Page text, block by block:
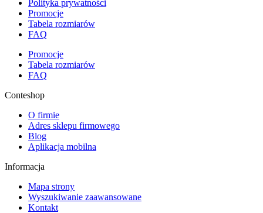
Polityka prywatności
Promocje
Tabela rozmiarów
FAQ
Promocje
Tabela rozmiarów
FAQ
Conteshop
O firmie
Adres sklepu firmowego
Blog
Aplikacja mobilna
Informacja
Mapa strony
Wyszukiwanie zaawansowane
Kontakt